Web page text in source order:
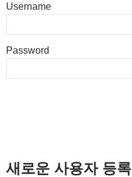
Username
Password
새로운 사용자 등록